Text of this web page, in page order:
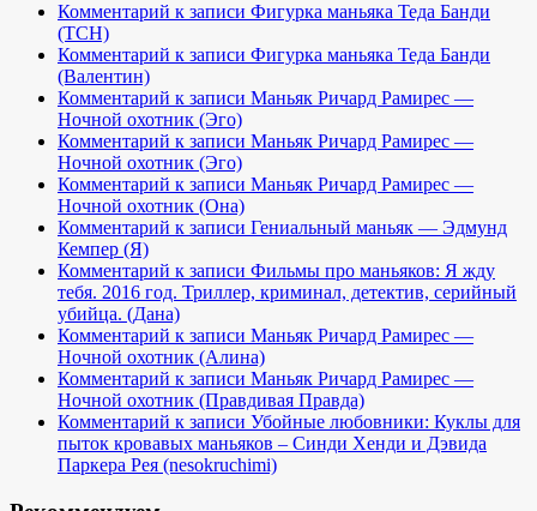
Комментарий к записи Фигурка маньяка Теда Банди
(TCH)
Комментарий к записи Фигурка маньяка Теда Банди
(Валентин)
Комментарий к записи Маньяк Ричард Рамирес —
Ночной охотник (Эго)
Комментарий к записи Маньяк Ричард Рамирес —
Ночной охотник (Эго)
Комментарий к записи Маньяк Ричард Рамирес —
Ночной охотник (Она)
Комментарий к записи Гениальный маньяк — Эдмунд
Кемпер (Я)
Комментарий к записи Фильмы про маньяков: Я жду
тебя. 2016 год. Триллер, криминал, детектив, серийный
убийца. (Дана)
Комментарий к записи Маньяк Ричард Рамирес —
Ночной охотник (Алина)
Комментарий к записи Маньяк Ричард Рамирес —
Ночной охотник (Правдивая Правда)
Комментарий к записи Убойные любовники: Куклы для
пыток кровавых маньяков – Синди Хенди и Дэвида
Паркера Рея (nesokruchimi)